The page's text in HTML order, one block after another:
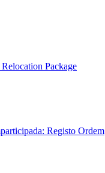
Package
Registo Ordem